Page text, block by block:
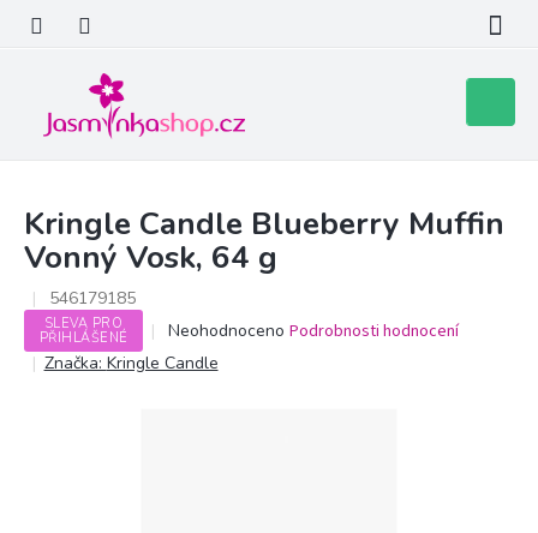
obsah
košík
Kringle Candle Blueberry Muffin
Vonný Vosk, 64 g
546179185
SLEVA PRO
PŘIHLÁŠENÉ
Průměrné
hodnocení
produktu
Neohodnoceno Podrobnosti hodnocení
Značka: Kringle Candle